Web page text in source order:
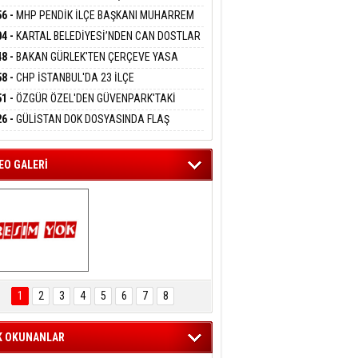
Kaynas
HAKKINDA TAHLİYE KARARI
- MHP PENDİK İLÇE BAŞKANI MUHARREM
ORDULULAR DERNEĞİ HEYETİNİ
- KARTAL BELEDİYESİ’NDEN CAN DOSTLAR
DEV YATIRIM!
- BAKAN GÜRLEK'TEN ÇERÇEVE YASA
ÇİZGİMİZ ŞEHİT AİLELERİ
HASSASİYETİDİR''
- CHP İSTANBUL'DA 23 İLÇE
ATAMALAR GERÇEKLEŞTİ
- ÖZGÜR ÖZEL'DEN GÜVENPARK'TAKİ
DESTEK:''SONUÇ ALANA KADAR
- GÜLİSTAN DOK DOSYASINDA FLAŞ
2 DALGIÇ DELİL KARARTMA
TUTUTKLANDI
GALERİ
ENGELSİZ
FESTİVALİ
KONSERİ
MEST
1 2 3 4 5 6 7 8
OKUNANLAR